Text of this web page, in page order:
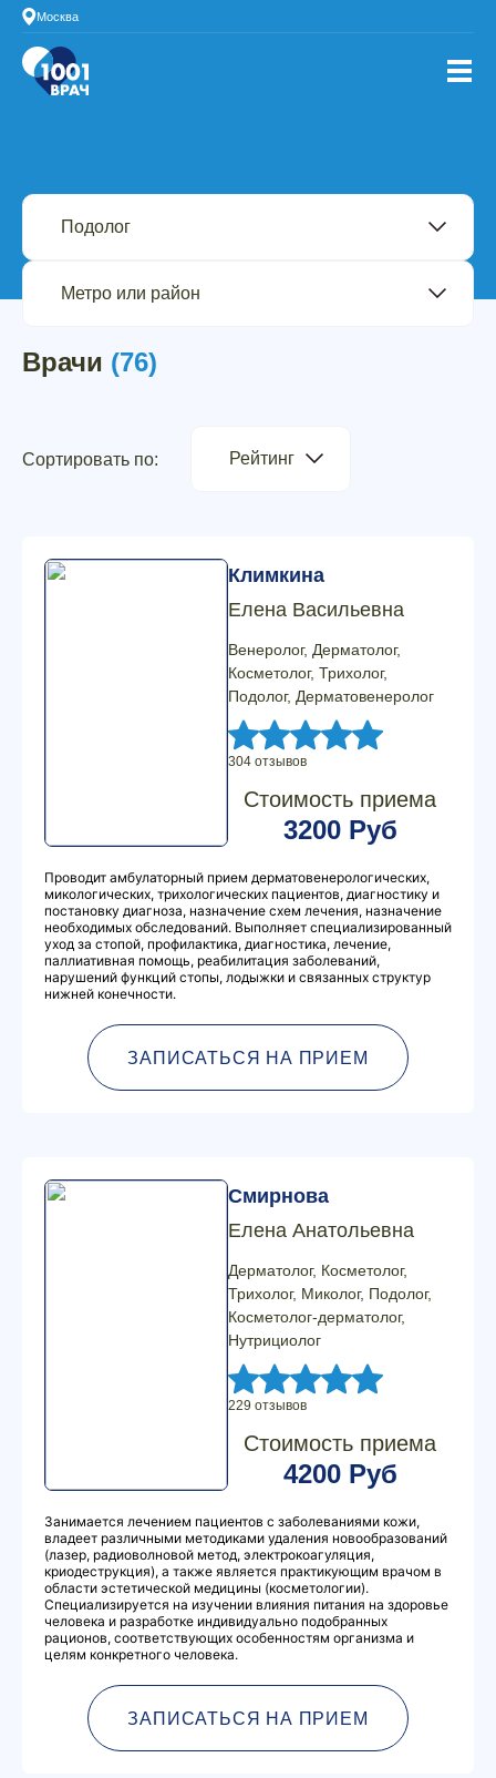
Москва
Врачи (76)
Сортировать по: Рейтинг
Климкина
Елена Васильевна
Венеролог, Дерматолог,
Косметолог, Трихолог,
Подолог, Дерматовенеролог
304 отзывов
Стоимость приема
3200 Руб
Проводит амбулаторный прием дерматовенерологических,
микологических, трихологических пациентов, диагностику и
постановку диагноза, назначение схем лечения, назначение
необходимых обследований. Выполняет специализированный
уход за стопой, профилактика, диагностика, лечение,
паллиативная помощь, реабилитация заболеваний,
нарушений функций стопы, лодыжки и связанных структур
нижней конечности.
ЗАПИСАТЬСЯ НА ПРИЕМ
Смирнова
Елена Анатольевна
Дерматолог, Косметолог,
Трихолог, Миколог, Подолог,
Косметолог-дерматолог,
Нутрициолог
229 отзывов
Стоимость приема
4200 Руб
Занимается лечением пациентов с заболеваниями кожи,
владеет различными методиками удаления новообразований
(лазер, радиоволновой метод, электрокоагуляция,
криодеструкция), а также является практикующим врачом в
области эстетической медицины (косметологии).
Специализируется на изучении влияния питания на здоровье
человека и разработке индивидуально подобранных
рационов, соответствующих особенностям организма и
целям конкретного человека.
ЗАПИСАТЬСЯ НА ПРИЕМ